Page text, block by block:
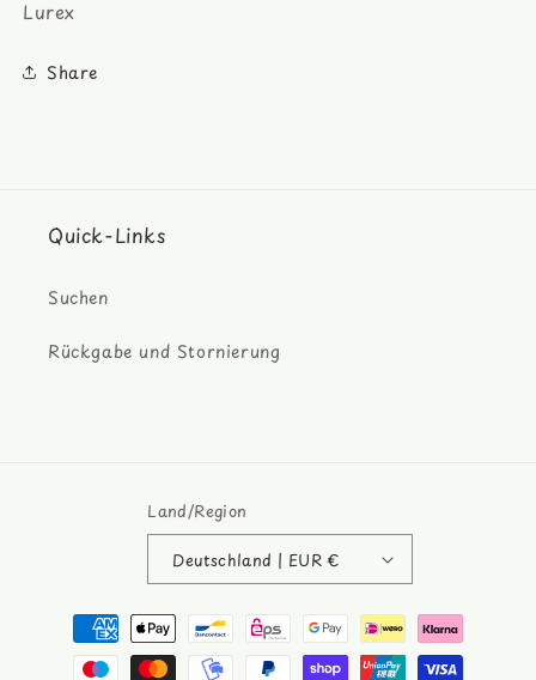
Lurex
Share
Quick-Links
Suchen
Rückgabe und Stornierung
Land/Region
Deutschland | EUR €
Zahlungsmethoden